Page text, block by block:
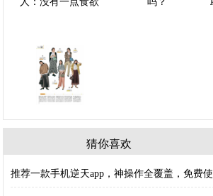
猜你喜欢
推荐一款手机逆天app，神操作全覆盖，免费使